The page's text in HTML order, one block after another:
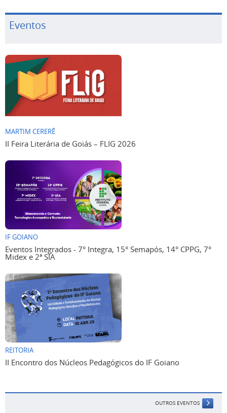
Eventos
MARTIM CERERÊ
II Feira Literária de Goiás – FLIG 2026
IF GOIANO
Eventos Integrados - 7° Integra, 15° Semapós, 14° CPPG, 7°
Midex e 2ª SIA
REITORIA
II Encontro dos Núcleos Pedagógicos do IF Goiano
OUTROS EVENTOS